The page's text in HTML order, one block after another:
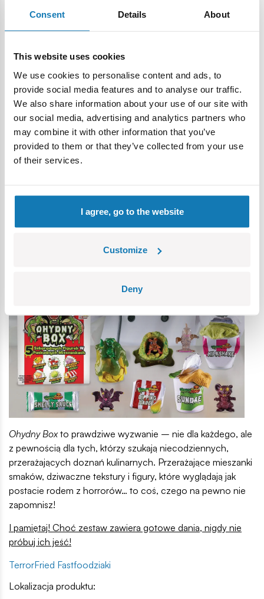
Consent Details About
This website uses cookies
We use cookies to personalise content and ads, to
provide social media features and to analyse our traffic.
We also share information about your use of our site with
our social media, advertising and analytics partners who
may combine it with other information that you’ve
provided to them or that they’ve collected from your use
of their services.
I agree, go to the website
Customize
Deny
Piankowy deser lodowy i Piankowy shake. Odbiegają od
wszystkiego, czego można się spodziewać po deserach –
chcesz mieć na stole.
Baw się w „Figurki z koszmarów”!
Przeszukuj obrzydliwe potrawy i znajduj figurki! A potem
rozpocznij zabawę! Gracze mają za zadanie opisać w jak
najbardziej przerażający sposób, co każda z figurek robiła
przed trafieniem do boxa. Najbardziej kreatywne i mroczne
opowieści wygrywają!
Ohydny Boxto prawdziwe wyzwanie – nie dla każdego, ale
z pewnością dla tych, którzy szukają niecodziennych,
przerażających doznań kulinarnych. Przerażające mieszanki
smaków, dziwaczne tekstury i figury, które wyglądają jak
postacie rodem z horrorów… to coś, czego na pewno nie
zapomnisz!
I pamiętaj! Choć zestaw zawiera gotowe dania, nigdy nie
próbuj ich jeść!
TerrorFried Fastfoodziaki
Lokalizacja produktu: